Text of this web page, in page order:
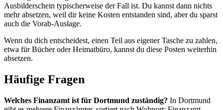
Ausbilderschein typischerweise der Fall ist. Du kannst dann nichts
mehr absetzen, weil dir keine Kosten entstanden sind, aber du sparst
auch die Vorab-Auslage.
Wenn du dich entscheidest, einen Teil aus eigener Tasche zu zahlen,
etwa für Bücher oder Heimatbüro, kannst du diese Posten weiterhin
absetzen.
Häufige Fragen
Welches Finanzamt ist für Dortmund zuständig? In Dortmund